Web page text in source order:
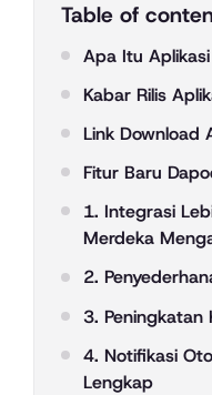
Table of
Apa Itu
Kabar Rilis
Link Download
Fitur Baru
1. Integrasi
Merdeka
2.
3. Peningkatan
4. Notifikasi
Lengkap